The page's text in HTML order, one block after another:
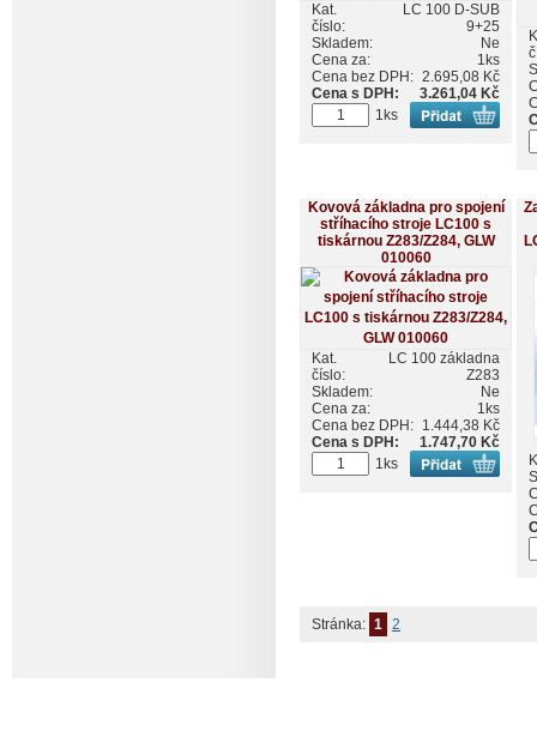
Kat.
číslo:
LC 100 D-SUB
9+25
Skladem:
Ne
Cena za:
1ks
Cena bez DPH: 2.695,08 Kč
Cena s DPH:
3.261,04 Kč
1ks
Kovová základna pro spojení
stříhacího stroje LC100 s
tiskárnou Z283/Z284, GLW
010060
Kat.
číslo:
LC 100 základna
Z283
Skladem:
Ne
Cena za:
1ks
Cena bez DPH: 1.444,38 Kč
Cena s DPH:
1.747,70 Kč
1ks
Stránka: 1 2